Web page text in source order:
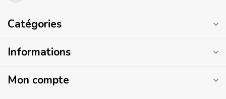
Catégories
Informations
Mon compte